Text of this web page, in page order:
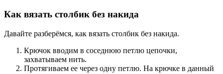
Как вязать столбик без накида
Давайте разберёмся, как вязать столбик без накида.
Крючок вводим в соседнюю петлю цепочки,
захватываем нить.
Протягиваем ее через одну петлю. На крючке в данный